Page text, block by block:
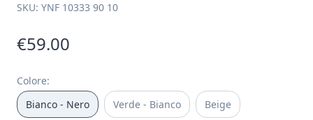
SKU: YNF 10333 90 10
€59.00
Colore:
Bianco - Nero
Verde - Bianco Beige